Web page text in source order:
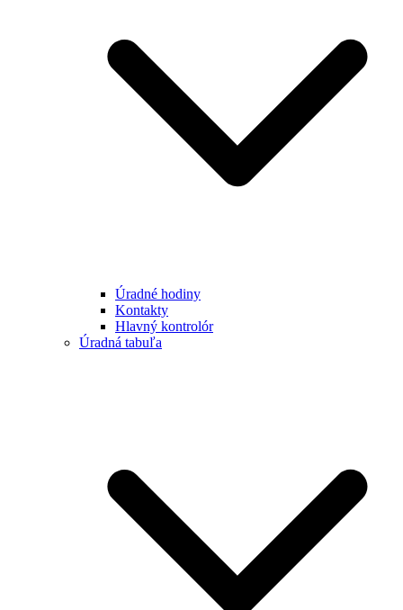
Úradné hodiny
Kontakty
Hlavný kontrolór
Úradná tabuľa